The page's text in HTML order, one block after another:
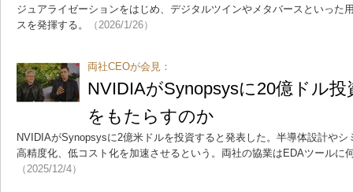
ジュアライゼーションをはじめ、デジタルツインやメタバースといった
スを発揮する。
（2026/1/26）
両社CEOが会見：
NVIDIAがSynopsysに20億ドル
をもたらすのか
NVIDIAがSynopsysに2億米ドルを投資すると発表した。半導体設計や
高精度化、低コスト化を加速させるという。両社の協業はEDAツールに
（2025/12/4）